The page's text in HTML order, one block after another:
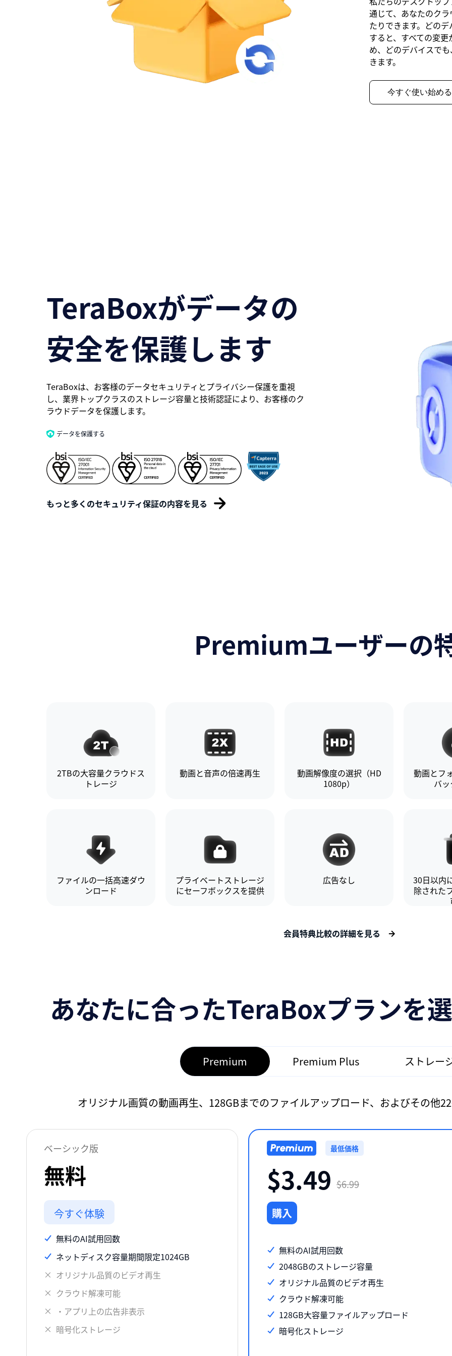
通じて、あなたのク
たりできます。どの
すると、すべての変
め、どのデバイスで
きます。
今すぐ使い始める
TeraBoxがデータの
安全を保護します
TeraBoxは、お客様のデータセキュリティとプライバシー保護を重視
し、業界トップクラスのストレージ容量と技術認証により、お客様のク
ラウドデータを保護します。
データを保護する
もっと多くのセキュリティ保証の内容を見る
Premiumユーザーの
2TBの大容量クラウドス
トレージ
動画と音声の倍速再生
動画解像度の選択（HD
1080p）
動画とフ
バ
ファイルの一括高速ダウ
ンロード
プライベートストレージ
にセーフボックスを提供
広告なし
30日以内
除された
会員特典比較の詳細を見る
あなたに合ったTeraBoxプランを
Premium Premium Plus ストレー
オリジナル画質の動画再生、128GBまでのファイルアップロード、およびその他
ベーシック版
無料
今すぐ体験
無料のAI試用回数
ネットディスク容量期間限定1024GB
オリジナル品質のビデオ再生
クラウド解凍可能
・アプリ上の広告非表示
暗号化ストレージ
最低価格
$3.49 $6.99
購入
無料のAI試用回数
2048GBのストレージ容量
オリジナル品質のビデオ再生
クラウド解凍可能
128GB大容量ファイルアップロード
暗号化ストレージ